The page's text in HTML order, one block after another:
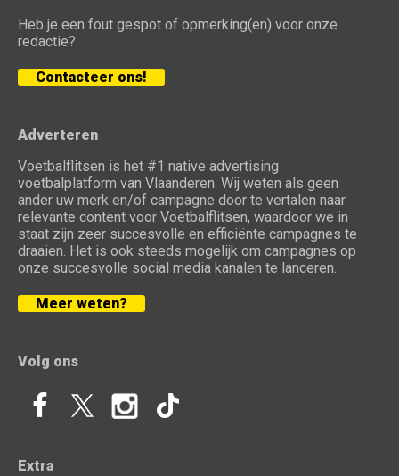
Heb je een fout gespot of opmerking(en) voor onze
redactie?
Contacteer ons!
Adverteren
Voetbalflitsen is het #1 native advertising
voetbalplatform van Vlaanderen. Wij weten als geen
ander uw merk en/of campagne door te vertalen naar
relevante content voor Voetbalflitsen, waardoor we in
staat zijn zeer succesvolle en efficiënte campagnes te
draaien. Het is ook steeds mogelijk om campagnes op
onze succesvolle social media kanalen te lanceren.
Meer weten?
Volg ons
Extra